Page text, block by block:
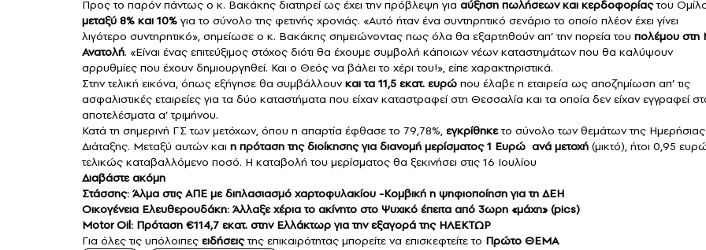
Προς το παρόν πάντως ο κ. Βακάκης διατηρεί ως έχει την πρόβλεψη για αύξηση πωλήσεων και κερδοφορίαςτου
μεταξύ 8% και 10% για το σύνολο της φετινής χρονιάς. «Αυτό ήταν ένα συντηρητικό σενάριο το οποίο πλέον έχει γίνει
λιγότερο συντηρητικό», σημείωσε ο κ. Βακάκης σημειώνοντας πως όλα θα εξαρτηθούν απ’ την πορεία του πολέμου στη
Ανατολή. «Είναι ένας επιτεύξιμος στόχος διότι θα έχουμε συμβολή κάποιων νέων καταστημάτων που θα καλύψουν
αρρυθμίες που έχουν δημιουργηθεί. Και ο Θεός να βάλει το χέρι του!», είπε χαρακτηριστικά.
Στην τελική εικόνα, όπως εξήγησε θα συμβάλλουνκαι τα 11,5 εκατ. ευρώ που έλαβε η εταιρεία ως αποζημίωση απ’ τις
ασφαλιστικές εταιρείες για τα δύο καταστήματα που είχαν καταστραφεί στη Θεσσαλία και τα οποία δεν είχαν εγγραφεί
αποτελέσματα α’ τριμήνου.
Κατά τη σημερινή ΓΣ των μετόχων, όπου η απαρτία έφθασε το 79,78%, εγκρίθηκετο σύνολο των θεμάτων της Ημερήσιας
Διάταξης. Μεταξύ αυτών και η πρόταση της διοίκησης για διανομή μερίσματος 1 Ευρώ ανά μετοχή (μικτό), ήτοι 0,95
τελικώς καταβαλλόμενο ποσό. Η καταβολή του μερίσματος θα ξεκινήσει στις 16 Ιουλίου
Διαβάστε ακόμη
Στάσσης: Άλμα στις ΑΠΕ με διπλασιασμό χαρτοφυλακίου -Κομβική η ψηφιοποίηση για τη ΔΕΗ
Οικογένεια Ελευθερουδάκη: Άλλαξε χέρια το ακίνητο στο Ψυχικό έπειτα από 3ωρη «μάχη» (pics)
Motor Oil: Πρόταση €114,7 εκατ. στην Ελλάκτωρ για την εξαγορά της ΗΛΕΚΤΩΡ
Για όλες τις υπόλοιπες ειδήσεις της επικαιρότητας μπορείτε να επισκεφτείτε το Πρώτο ΘΕΜΑ